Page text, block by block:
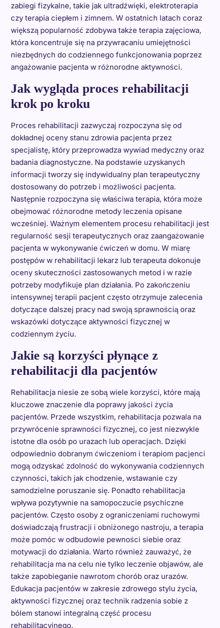
zabiegi fizykalne, takie jak ultradźwięki, elektroterapia
czy terapia ciepłem i zimnem. W ostatnich latach coraz
większą popularność zdobywa także terapia zajęciowa,
która koncentruje się na przywracaniu umiejętności
niezbędnych do codziennego funkcjonowania poprzez
angażowanie pacjenta w różnorodne aktywności.
Jak wygląda proces rehabilitacji
krok po kroku
Proces rehabilitacji zazwyczaj rozpoczyna się od
dokładnej oceny stanu zdrowia pacjenta przez
specjalistę, który przeprowadza wywiad medyczny oraz
badania diagnostyczne. Na podstawie uzyskanych
informacji tworzy się indywidualny plan terapeutyczny
dostosowany do potrzeb i możliwości pacjenta.
Następnie rozpoczyna się właściwa terapia, która może
obejmować różnorodne metody leczenia opisane
wcześniej. Ważnym elementem procesu rehabilitacji jest
regularność sesji terapeutycznych oraz zaangażowanie
pacjenta w wykonywanie ćwiczeń w domu. W miarę
postępów w rehabilitacji lekarz lub terapeuta dokonuje
oceny skuteczności zastosowanych metod i w razie
potrzeby modyfikuje plan działania. Po zakończeniu
intensywnej terapii pacjent często otrzymuje zalecenia
dotyczące dalszej pracy nad swoją sprawnością oraz
wskazówki dotyczące aktywności fizycznej w
codziennym życiu.
Jakie są korzyści płynące z
rehabilitacji dla pacjentów
Rehabilitacja niesie ze sobą wiele korzyści, które mają
kluczowe znaczenie dla poprawy jakości życia
pacjentów. Przede wszystkim, rehabilitacja pozwala na
przywrócenie sprawności fizycznej, co jest niezwykle
istotne dla osób po urazach lub operacjach. Dzięki
odpowiednio dobranym ćwiczeniom i terapiom pacjenci
mogą odzyskać zdolność do wykonywania codziennych
czynności, takich jak chodzenie, wstawanie czy
samodzielne poruszanie się. Ponadto rehabilitacja
wpływa pozytywnie na samopoczucie psychiczne
pacjentów. Często osoby z ograniczeniami ruchowymi
doświadczają frustracji i obniżonego nastroju, a terapia
może pomóc w odbudowie pewności siebie oraz
motywacji do działania. Warto również zauważyć, że
rehabilitacja ma na celu nie tylko leczenie objawów, ale
także zapobieganie nawrotom chorób oraz urazów.
Edukacja pacjentów w zakresie zdrowego stylu życia,
aktywności fizycznej oraz technik radzenia sobie z
bólem stanowi integralną część procesu
rehabilitacyjnego.